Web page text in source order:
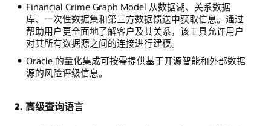
Financial Crime Graph Model 从数据湖、关系数据
库、一次性数据集和第三方数据馈送中获取信息。通过
帮助用户更全面地了解客户及其关系，该工具允许用户
对其所有数据源之间的连接进行建模。
Oracle 的量化集成可按需提供基于开源智能和外部数据
源的风险评级信息。
2. 高级查询语言